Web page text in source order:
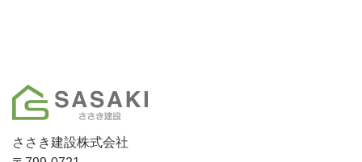
ささき建設株式会社